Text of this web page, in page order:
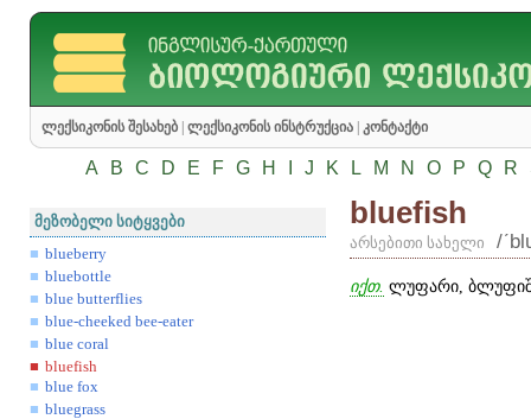
ლექსიკონის შესახებ ლექსიკონის ინსტრუქცია კონტაქტი
A B C D E F G H J K L M N O P Q R
მეზობელი სიტყვები
blueberry
bluebottle
blue butterflies
blue-cheeked bee-eater
blue coral
bluefish
blue fox
bluegrass
bluefish
არსებითი სახელი /
იქთ. ლუფარი,